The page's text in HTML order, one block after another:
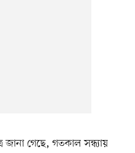
জানা গেছে, গতকাল সন্ধ্যায়